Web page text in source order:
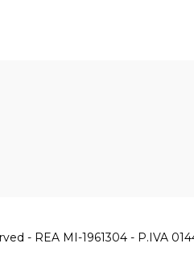
- REA MI-1961304 - P.IVA